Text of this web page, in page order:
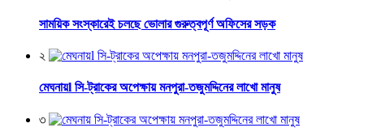
সাময়িক সংস্কারেই চলছে ভোলার গুরুত্বপূর্ণ অফিসের সড়ক
২
মেঘনায়l সি-ট্রাকের অপেক্ষায় মনপুরা-তজুমদ্দিনের লাখো মানুষ
৩